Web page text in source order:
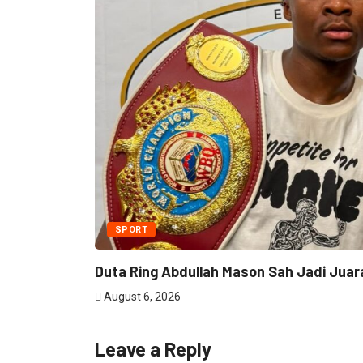
SPORT
Duta Ring Abdullah Mason Sah Jadi
August 6, 2026
Leave a Reply